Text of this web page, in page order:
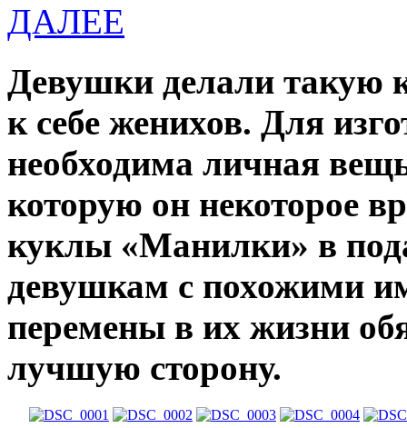
ДАЛЕЕ
Девушки делали такую
к себе женихов. Для
необходима личная
которую он некоторое
куклы «Манилки» в
девушкам с похожими
перемены в их жизни
лучшую сторону.